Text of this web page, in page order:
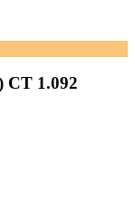
СТ 1.092